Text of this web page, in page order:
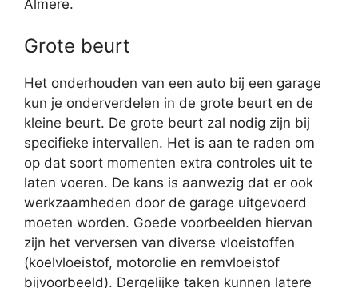
Almere.
Grote beurt
Het onderhouden van een auto bij een garage
kun je onderverdelen in de grote beurt en de
kleine beurt. De grote beurt zal nodig zijn bij
specifieke intervallen. Het is aan te raden om
op dat soort momenten extra controles uit te
laten voeren. De kans is aanwezig dat er ook
werkzaamheden door de garage uitgevoerd
moeten worden. Goede voorbeelden hiervan
zijn het verversen van diverse vloeistoffen
(koelvloeistof, motorolie en remvloeistof
bijvoorbeeld). Dergelijke taken kunnen latere